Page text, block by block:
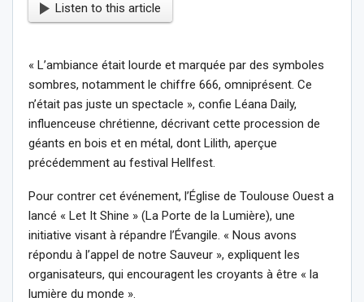
Listen to this article
« L’ambiance était lourde et marquée par des symboles
sombres, notamment le chiffre 666, omniprésent. Ce
n’était pas juste un spectacle », confie Léana Daily,
influenceuse chrétienne, décrivant cette procession de
géants en bois et en métal, dont Lilith, aperçue
précédemment au festival Hellfest.
Pour contrer cet événement, l’Église de Toulouse Ouest a
lancé « Let It Shine » (La Porte de la Lumière), une
initiative visant à répandre l’Évangile. « Nous avons
répondu à l’appel de notre Sauveur », expliquent les
organisateurs, qui encouragent les croyants à être « la
lumière du monde ».